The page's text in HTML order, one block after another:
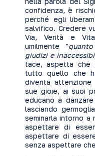
confidenza, è
perché egli
salvifico. Credere
Via, Verità e
umilmente "
giudizi e
tace, aspetta che
tutto quello che
diventa
sue gioie, ai suoi
educano a
lasciando
seminarla intorno a
aspettare di
aspettare di
senza aspettare